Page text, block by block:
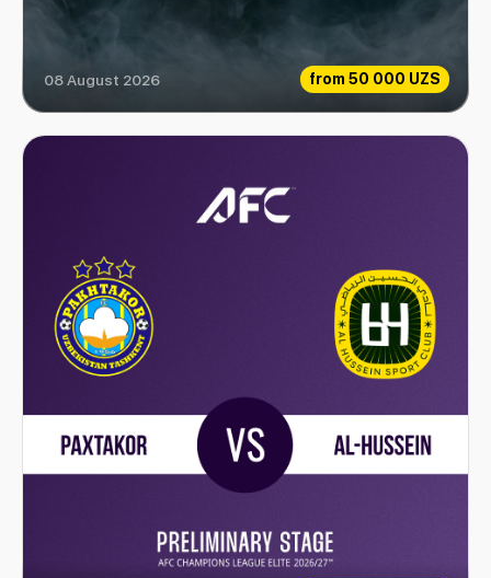
from 50 000 UZS
Bunyodkor vs OKMK
08 August 2026